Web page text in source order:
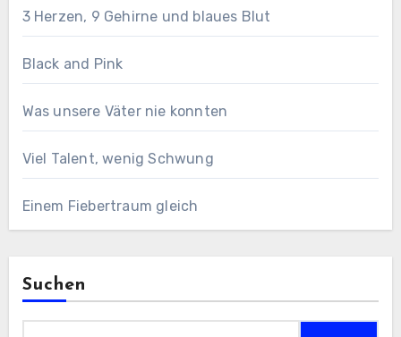
3 Herzen, 9 Gehirne und blaues Blut
Black and Pink
Was unsere Väter nie konnten
Viel Talent, wenig Schwung
Einem Fiebertraum gleich
Suchen